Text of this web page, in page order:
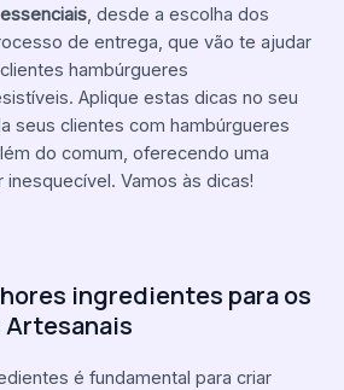
, desde a escolha dos
de entrega, que vão te ajudar
hambúrgueres
Aplique estas dicas no seu
seus clientes com hambúrgueres
do comum, oferecendo uma
Vamos às dicas!
ingredientes para os
Artesanais
é fundamental para criar